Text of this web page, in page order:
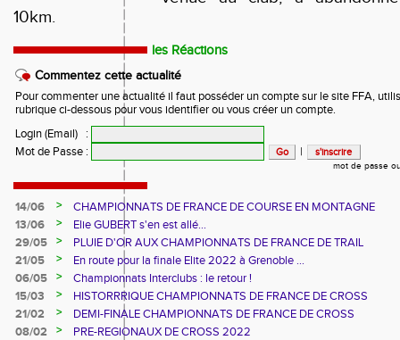
10km.
les Réactions
Commentez cette actualité
Pour commenter une actualité il faut posséder un compte sur le site FFA,
rubrique ci-dessous pour vous identifier ou vous créer un compte.
Login (Email)
:
Mot de Passe : |
mot de passe
14/06 >
CHAMPIONNATS DE FRANCE DE COURSE EN MONTAGNE
13/06
>
Elie GUBERT s'en est allé...
29/05
>
PLUIE D'OR AUX CHAMPIONNATS DE FRANCE DE TRAIL
21/05
>
En route pour la finale Elite 2022 à Grenoble ...
06/05
>
Championnats Interclubs : le retour !
15/03
>
HISTORRRIQUE CHAMPIONNATS DE FRANCE DE CROSS
21/02
>
DEMI-FINALE CHAMPIONNATS DE FRANCE DE CROSS
08/02
>
PRE-REGIONAUX DE CROSS 2022